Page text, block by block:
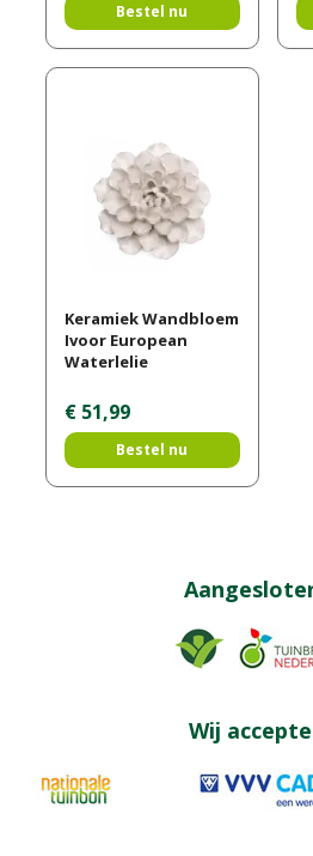
Bestel nu
Keramiek Wandbloem
Ivoor European
Waterlelie
€ 51,99
Bestel nu
Wij